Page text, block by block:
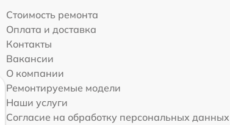
Стоимость ремонта
Оплата и доставка
Контакты
Вакансии
О компании
Ремонтируемые модели
Наши услуги
Согласие на обработку персональных данных